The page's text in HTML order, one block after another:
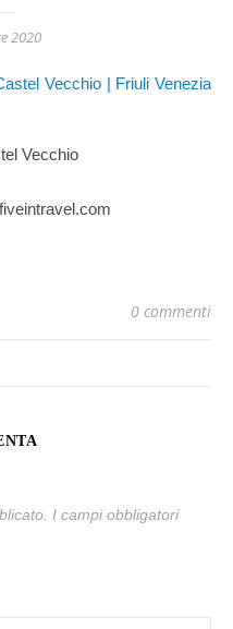
2020
Vecchio
0 commenti
I campi obbligatori